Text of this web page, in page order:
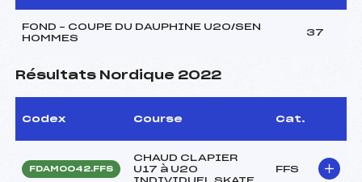
FOND – COUPE DU DAUPHINE U20/SEN
HOMMES
37
Résultats Nordique 2022
Codex Course Cat.
FDAM0042.FFS
CHAUD CLAPIER
U17 à U20
INDIVIDUEL SKATE
FFS